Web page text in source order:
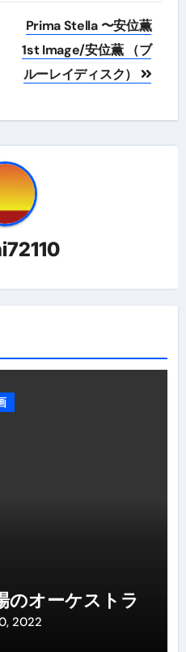
Prima Stella 〜安位薫
1st Image/安位薫 （ブ
ルーレイディスク）
のオーケストラ
2022